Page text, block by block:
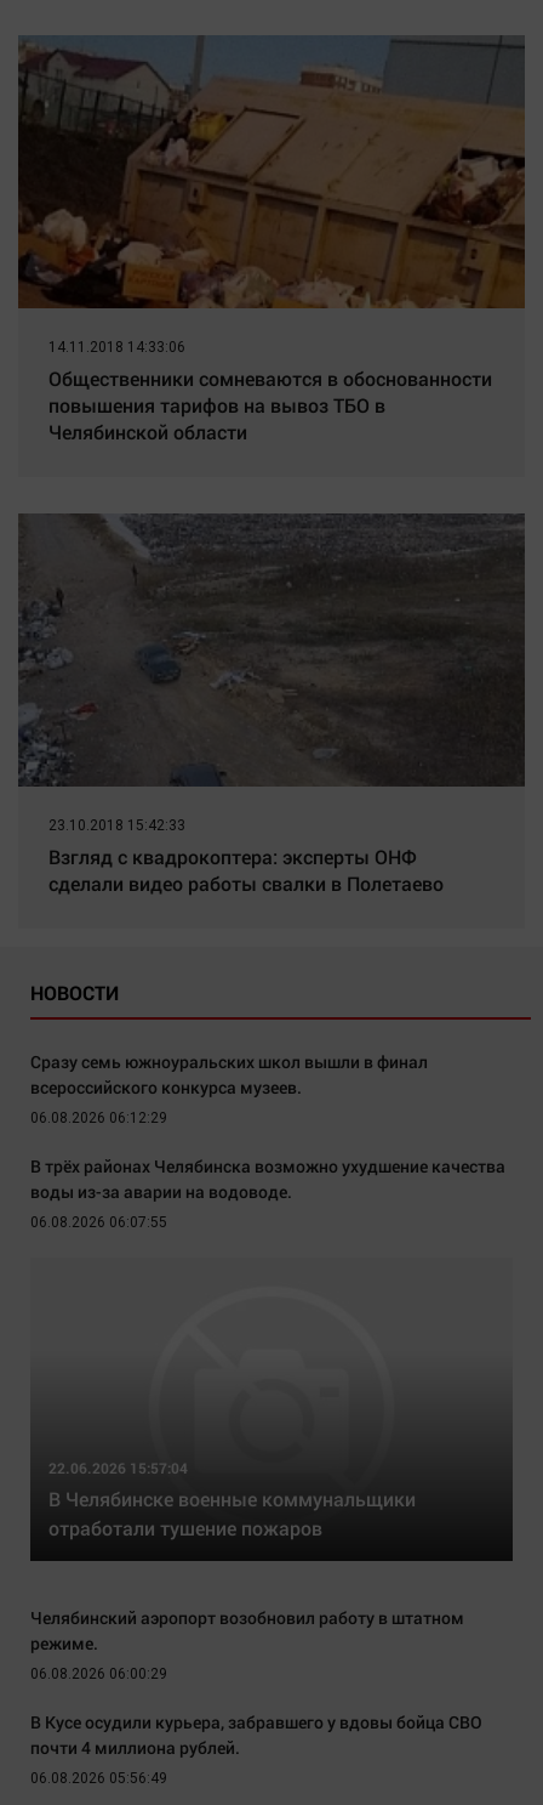
14.11.2018 14:33:06
Общественники сомневаются в обоснованности
повышения тарифов на вывоз ТБО в
Челябинской области
23.10.2018 15:42:33
Взгляд с квадрокоптера: эксперты ОНФ
сделали видео работы свалки в Полетаево
НОВОСТИ
Сразу семь южноуральских школ вышли в финал
всероссийского конкурса музеев.
06.08.2026 06:12:29
В трёх районах Челябинска возможно ухудшение качества
воды из-за аварии на водоводе.
06.08.2026 06:07:55
22.06.2026 15:57:04
В Челябинске военные коммунальщики
отработали тушение пожаров
Челябинский аэропорт возобновил работу в штатном
режиме.
06.08.2026 06:00:29
В Кусе осудили курьера, забравшего у вдовы бойца СВО
почти 4 миллиона рублей.
06.08.2026 05:56:49